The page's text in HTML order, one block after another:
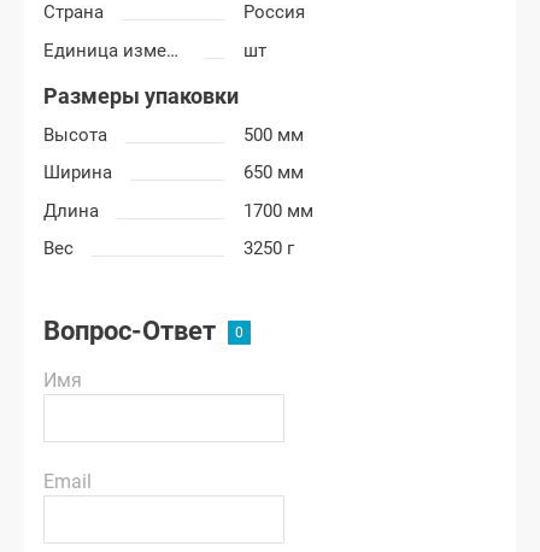
Страна
Россия
Единица измерения
шт
Размеры упаковки
Высота
500 мм
Ширина
650 мм
Длина
1700 мм
Вес
3250 г
Вопрос-Ответ
Имя
Email